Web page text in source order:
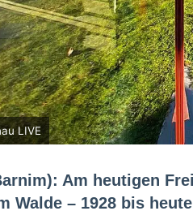
LIVE
Am heutigen
Walde – 1928 bis